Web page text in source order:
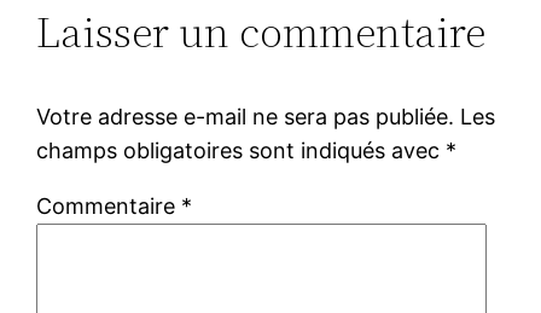
Laisser un commentaire
Votre adresse e-mail ne sera pas publiée. Les
champs obligatoires sont indiqués avec *
Commentaire *